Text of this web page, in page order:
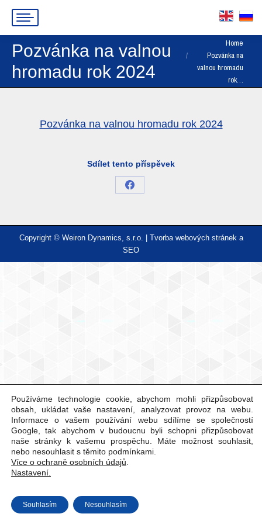
Pozvánka na valnou
hromadu rok 2024
You are here:
Home
Pozvánka na
valnou hromadu
rok…
Pozvánka na valnou hromadu rok 2024
Sdílet tento příspěvek
Share
Facebook
Copyright © Weiron Dynamics, s.r.o. | Tvorba webových stráneka
SEO
Používáme technologie cookie, abychom mohli přizpůsobovat
obsah, ukládat vaše nastavení, analyzovat provoz na webu.
Informace o vašem používání webu sdílíme se společností
Google, tak abychom v budoucnu byli schopni přizpůsobovat
naše stránky k vašemu prospěchu. Máte možnost souhlasit,
nebo nesouhlasit s těmito podmínkami.
Více o ochraně osobních údajů
Nastavení.
Souhlasím Nesouhlasím